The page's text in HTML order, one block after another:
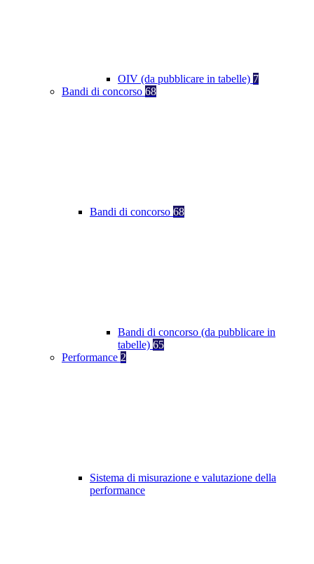
OIV (da pubblicare in tabelle) 7
Bandi di concorso 68
Bandi di concorso 68
Bandi di concorso (da pubblicare in
tabelle) 65
Performance 2
Sistema di misurazione e valutazione della
performance